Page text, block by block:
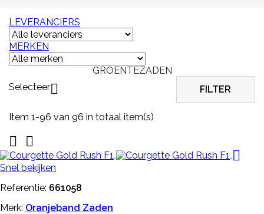
LEVERANCIERS
MERKEN
GROENTEZADEN
Selecteer FILTER
Item 1-96 van 96 in totaal item(s)



Snel bekijken
Referentie: 661058
Merk: Oranjeband Zaden